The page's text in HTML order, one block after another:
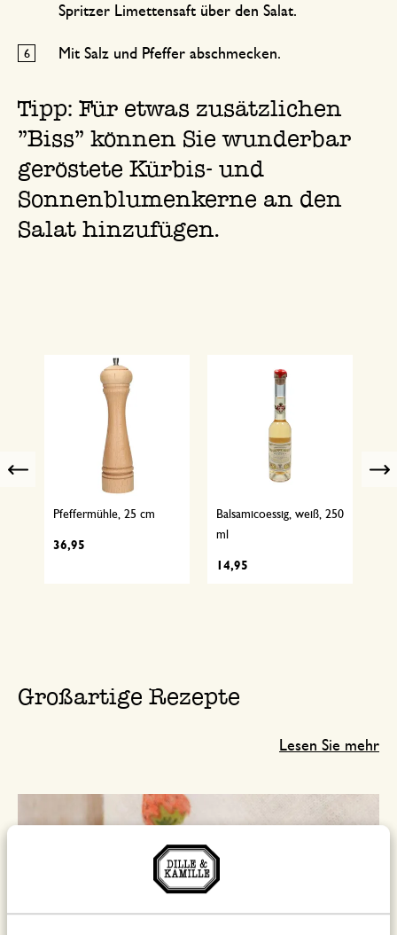
Spritzer Limettensaft über den Salat.
Mit Salz und Pfeffer abschmecken.
Tipp: Für etwas zusätzlichen
"Biss" können Sie wunderbar
geröstete Kürbis- und
Sonnenblumenkerne an den
Salat hinzufügen.
Previous
Pfeffermühle, 25 cm
36,95
Balsamicoessig, weiß, 250
ml
14,95
Großartige Rezepte
Lesen Sie mehr